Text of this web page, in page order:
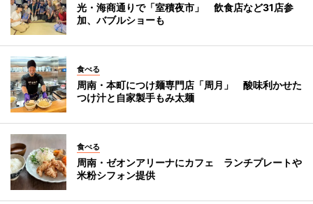
光・海商通りで「室積夜市」 飲食店など31店参
加、バブルショーも
食べる
周南・本町につけ麺専門店「周月」 酸味利かせた
つけ汁と自家製手もみ太麺
食べる
周南・ゼオンアリーナにカフェ ランチプレートや
米粉シフォン提供